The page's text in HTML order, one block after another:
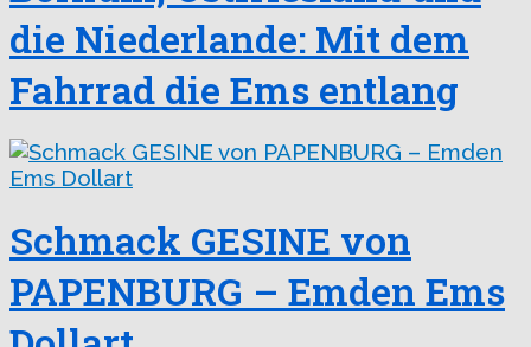
die Niederlande: Mit dem
Fahrrad die Ems entlang
Schmack GESINE von
PAPENBURG – Emden Ems